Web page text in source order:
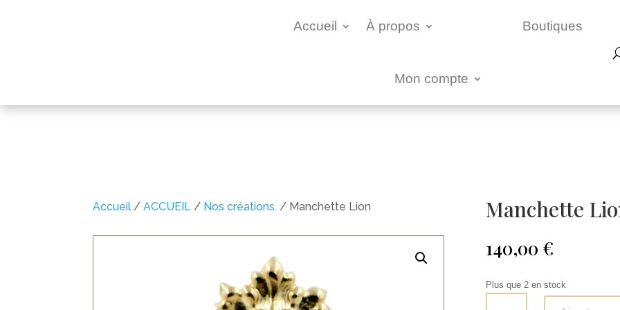
Accueil À propos Boutiques
Mon compte
Accueil /ACCUEIL / Nos créations. / Manchette Lion Manchette
140,00 €
Plus que 2 en stock